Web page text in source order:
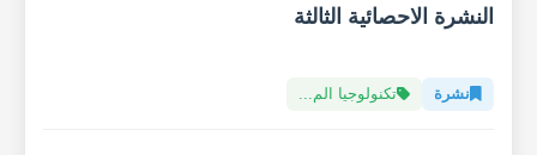
النشرة الاحصائية الثالثة
نشرة تكنولوجيا الم...